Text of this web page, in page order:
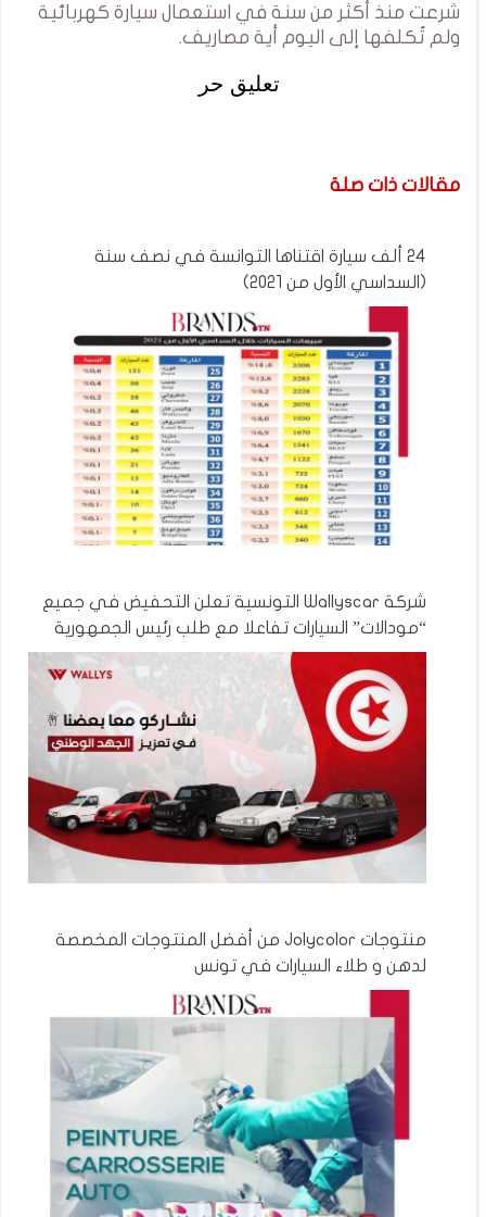
شرعت منذ أكثر من سنة في استعمال سيارة كهربائية
ولم تُكلفها إلى اليوم أية مصاريف.
تعليق حر
مقالات ذات صلة
24 ألف سيارة اقتناها التوانسة في نصف سنة
(السداسي الأول من 2021)
شركة Wallyscar التونسية تعلن التحفيض في جميع
“مودالات” السيارات تفاعلا مع طلب رئيس الجمهورية
منتوجات Jolycolor من أفضل المنتوجات المخصصة
لدهن و طلاء السيارات في تونس